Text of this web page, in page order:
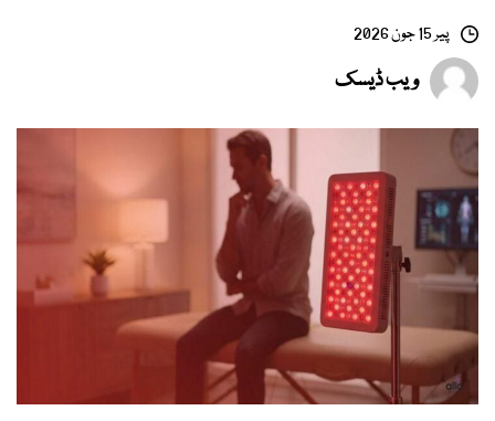
پیر 15 جون 2026
ویب ڈیسک